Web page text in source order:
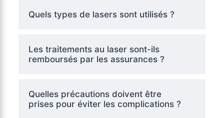
Quels types de lasers sont utilisés ?
Les traitements au laser sont-ils
remboursés par les assurances ?
Quelles précautions doivent être
prises pour éviter les complications ?